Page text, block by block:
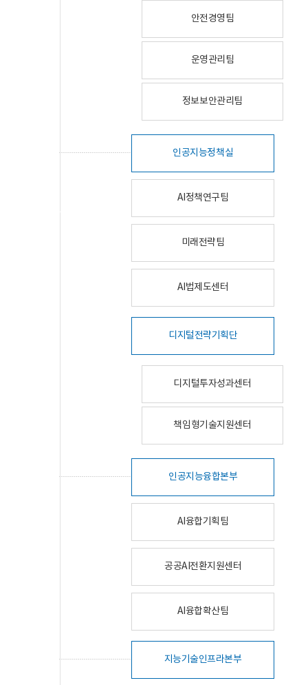
안전경영팀
운영관리팀
정보보안관리팀
인공지능정책실
AI정책연구팀
미래전략팀
AI법제도센터
디지털전략기획단
디지털투자성과센터
책임형기술지원센터
인공지능융합본부
AI융합기획팀
공공AI전환지원센터
AI융합확산팀
지능기술인프라본부